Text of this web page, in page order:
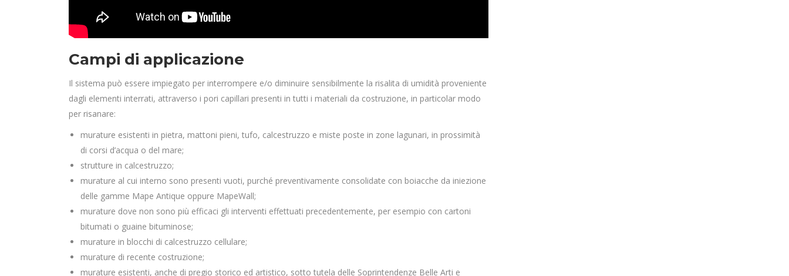
Campi di applicazione
Il sistema può essere impiegato per interrompere e/o diminuire sensibilmente la risalita di umidità proveniente
dagli elementi interrati, attraverso i pori capillari presenti in tutti i materiali da costruzione, in particolar modo
per risanare:
murature esistenti in pietra, mattoni pieni, tufo, calcestruzzo e miste poste in zone lagunari, in prossimità
di corsi d’acqua o del mare;
strutture in calcestruzzo;
murature al cui interno sono presenti vuoti, purché preventivamente consolidate con boiacche da iniezione
delle gamme Mape Antique oppure MapeWall;
murature dove non sono più efficaci gli interventi effettuati precedentemente, per esempio con cartoni
bitumati o guaine bituminose;
murature in blocchi di calcestruzzo cellulare;
murature di recente costruzione;
murature esistenti, anche di pregio storico ed artistico, sotto tutela delle Soprintendenze Belle Arti e